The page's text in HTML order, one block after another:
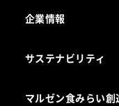
企業情報
会社組織
サステナビリティ
マルゼン食みらい創